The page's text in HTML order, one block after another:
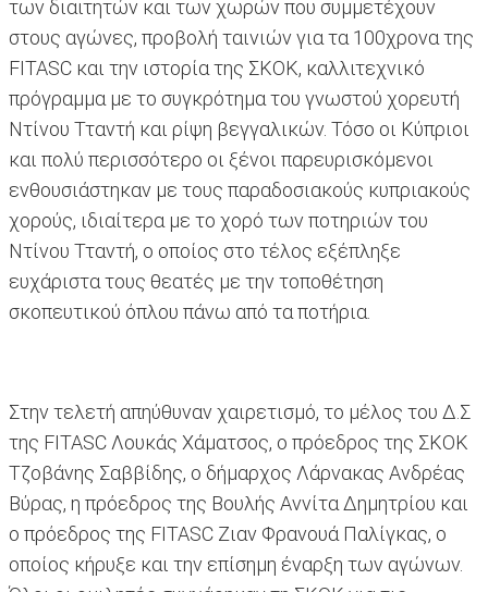
των διαιτητών και των χωρών που συμμετέχουν
στους αγώνες, προβολή ταινιών για τα 100χρονα της
FITASC και την ιστορία της ΣΚΟΚ, καλλιτεχνικό
πρόγραμμα με το συγκρότημα του γνωστού χορευτή
Ντίνου Τταντή και ρίψη βεγγαλικών. Τόσο οι Κύπριοι
και πολύ περισσότερο οι ξένοι παρευρισκόμενοι
ενθουσιάστηκαν με τους παραδοσιακούς κυπριακούς
χορούς, ιδιαίτερα με το χορό των ποτηριών του
Ντίνου Τταντή, ο οποίος στο τέλος εξέπληξε
ευχάριστα τους θεατές με την τοποθέτηση
σκοπευτικού όπλου πάνω από τα ποτήρια.
Στην τελετή απηύθυναν χαιρετισμό, το μέλος του Δ.Σ
της FITASC Λουκάς Χάματσος, ο πρόεδρος της ΣΚΟΚ
Τζοβάνης Σαββίδης, ο δήμαρχος Λάρνακας Ανδρέας
Βύρας, η πρόεδρος της Βουλής Αννίτα Δημητρίου και
ο πρόεδρος της FITASC Ζιαν Φρανουά Παλίγκας, ο
οποίος κήρυξε και την επίσημη έναρξη των αγώνων.